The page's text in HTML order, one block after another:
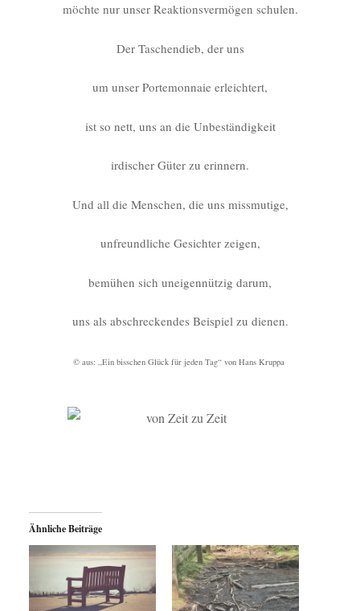
möchte nur unser Reaktionsvermögen schulen.
Der Taschendieb, der uns
um unser Portemonnaie erleichtert,
ist so nett, uns an die Unbeständigkeit
irdischer Güter zu erinnern.
Und all die Menschen, die uns missmutige,
unfreundliche Gesichter zeigen,
bemühen sich uneigennützig darum,
uns als abschreckendes Beispiel zu dienen.
© aus: „Ein bisschen Glück für jeden Tag“ von Hans Kruppa
Ähnliche Beiträge